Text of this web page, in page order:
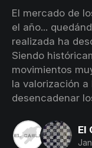
El mercado de
el año...
realizada ha
Siendo
movimientos
la valorización
desencadenar
El